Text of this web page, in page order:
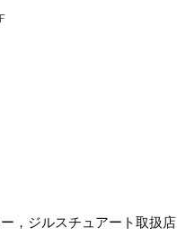
，ジルスチュアート取扱店